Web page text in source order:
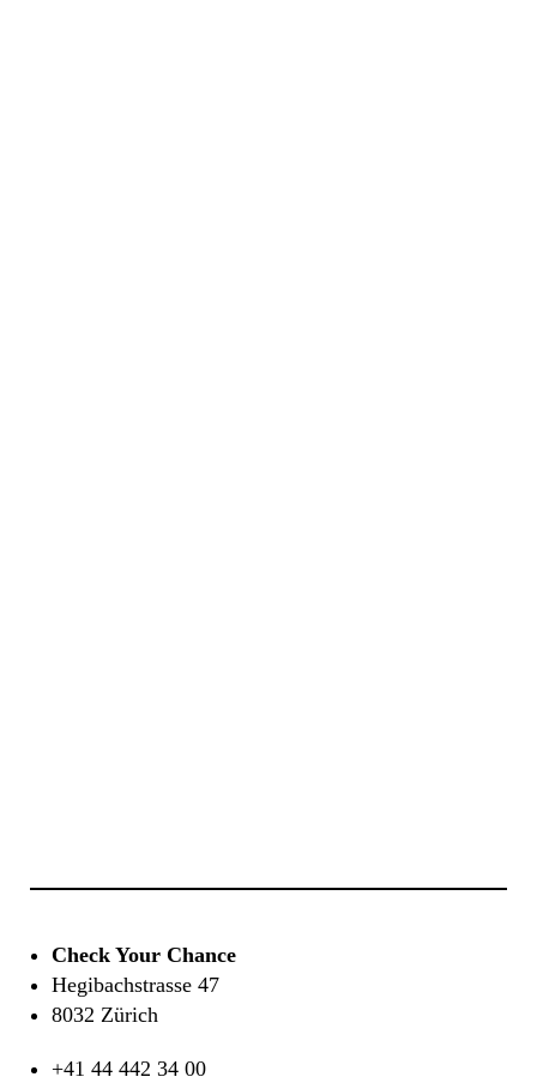
Check Your Chance
Hegibachstrasse 47
8032 Zürich
+41 44 442 34 00